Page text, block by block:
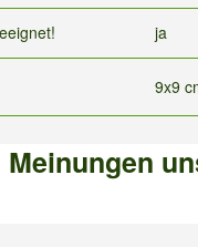
ja
9x9
Meinungen